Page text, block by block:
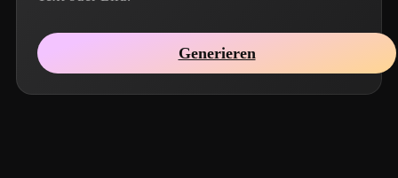
Generieren